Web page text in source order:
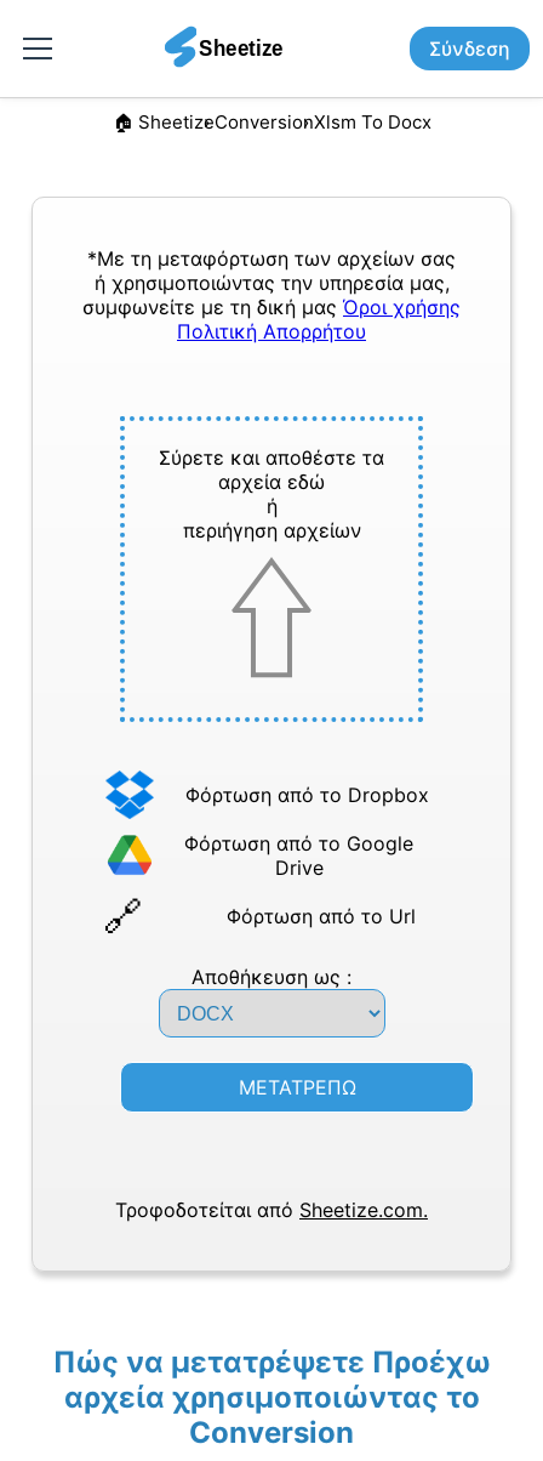
Σύνδεση
🏠︎ SheetizeConversionXlsm To Docx
*Με τη μεταφόρτωση των αρχείων σας
ή χρησιμοποιώντας την υπηρεσία μας,
συμφωνείτε με τη δική μας Όροι χρήσης
Πολιτική Απορρήτου
Σύρετε και αποθέστε τα
αρχεία εδώ
ή
περιήγηση αρχείων
Φόρτωση από το Dropbox
Φόρτωση από το Google
Drive
Φόρτωση από το Url
Αποθήκευση ως :
ΜΕΤΑΤΡΕΠΩ
Τροφοδοτείται από Sheetize.com.
Πώς να μετατρέψετε Προέχω
αρχεία χρησιμοποιώντας το
Conversion